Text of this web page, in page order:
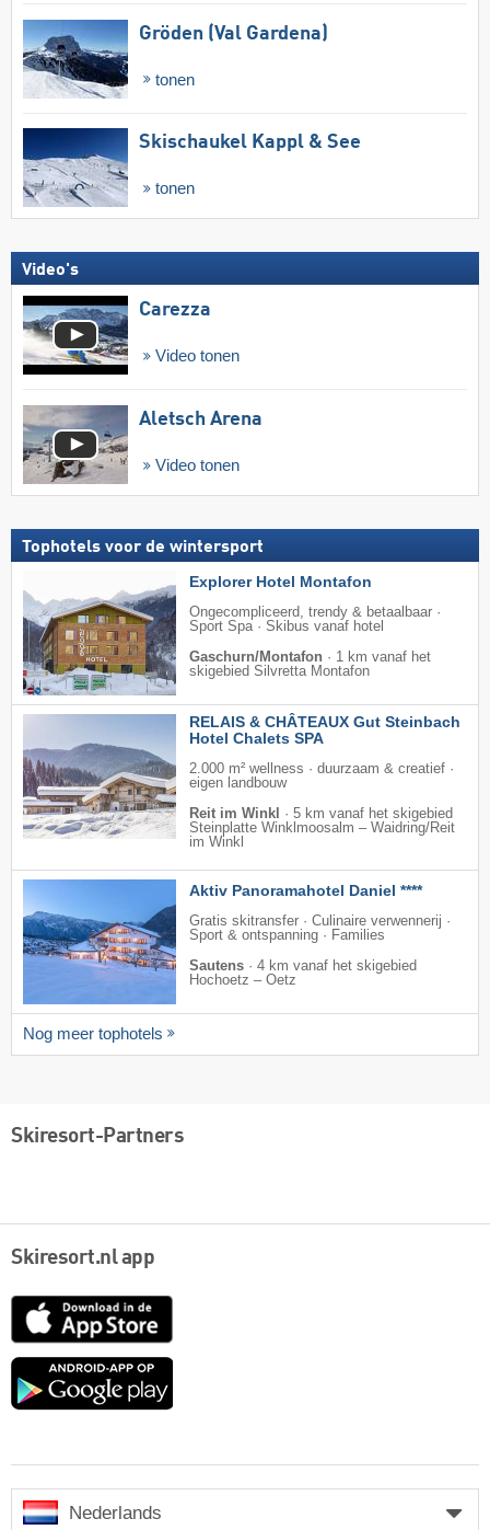
Gröden (Val Gardena)
tonen
Skischaukel Kappl & See
tonen
Video's
Carezza
Video tonen
Aletsch Arena
Video tonen
Tophotels voor de wintersport
Explorer Hotel Montafon
Ongecompliceerd, trendy & betaalbaar ·
Sport Spa · Skibus vanaf hotel
Gaschurn/Montafon · 1 km vanaf het
skigebied Silvretta Montafon
RELAIS & CHÂTEAUX Gut Steinbach
Hotel Chalets SPA
2.000 m² wellness · duurzaam & creatief ·
eigen landbouw
Reit im Winkl
· 5 km vanaf het skigebied
Steinplatte Winklmoosalm – Waidring/​Reit
im Winkl
Aktiv Panoramahotel Daniel ****
Gratis skitransfer · Culinaire verwennerij ·
Sport & ontspanning · Families
Sautens · 4 km vanaf het skigebied
Hochoetz – Oetz
Nog meer tophotels
Skiresort-Partners
Skiresort.nl app
App
Google
Nederlands